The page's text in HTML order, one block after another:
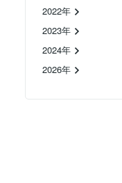
2022年
2023年
2024年
2026年